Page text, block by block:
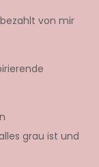
von mir
grau ist und